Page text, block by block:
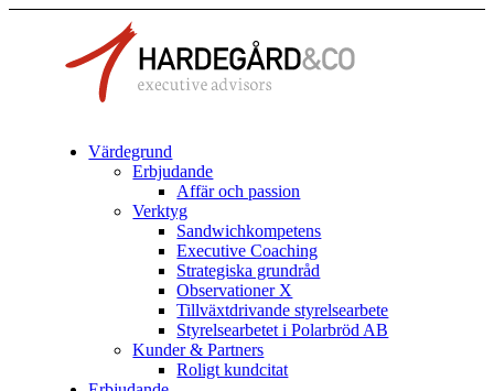
Värdegrund
Erbjudande
Affär och passion
Verktyg
Sandwichkompetens
Executive Coaching
Strategiska grundråd
Observationer X
Tillväxtdrivande styrelsearbete
Styrelsearbetet i Polarbröd AB
Kunder & Partners
Roligt kundcitat